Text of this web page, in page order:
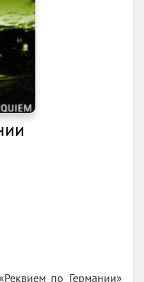
по Германии»